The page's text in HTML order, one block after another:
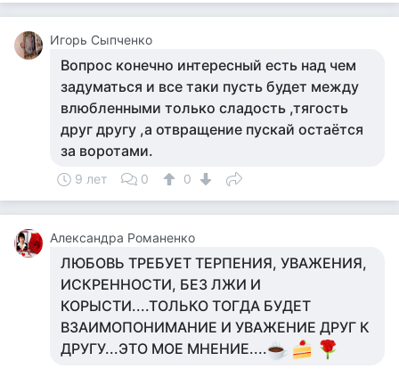
Игорь Сыпченко
Вопрос конечно интересный есть над чем
задуматься и все таки пусть будет между
влюбленными только сладость ,тягость
друг другу ,а отвращение пускай остаётся
за воротами.
9 лет 0 0
Александра Романенко
ЛЮБОВЬ ТРЕБУЕТ ТЕРПЕНИЯ, УВАЖЕНИЯ,
ИСКРЕННОСТИ, БЕЗ ЛЖИ И
КОРЫСТИ....ТОЛЬКО ТОГДА БУДЕТ
ВЗАИМОПОНИМАНИЕ И УВАЖЕНИЕ ДРУГ К
ДРУГУ...ЭТО МОЕ МНЕНИЕ....